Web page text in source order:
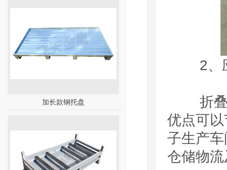
加长款钢托盘
2、应
折叠式
优点可
子生产
仓储物